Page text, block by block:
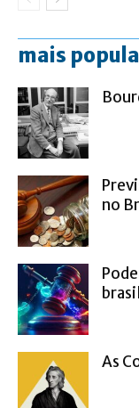
mais
no
As